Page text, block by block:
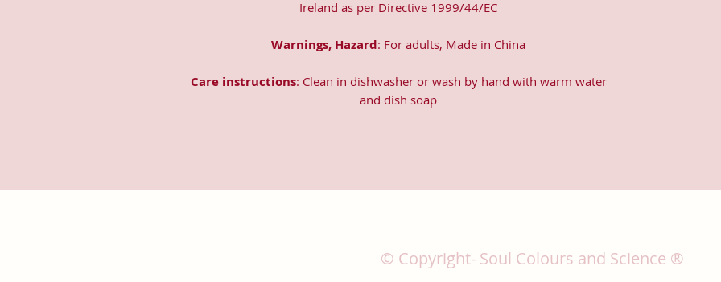
Ireland as per Directive 1999/44/EC
Warnings, Hazard: For adults, Made in China
Care instructions: Clean in dishwasher or wash by hand with warm water
and dish soap
© Copyright- Soul Colours and Science ®